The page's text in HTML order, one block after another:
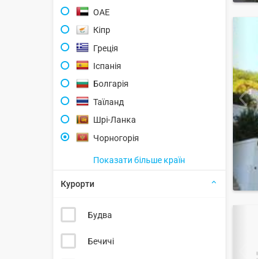
ОАЕ
Кіпр
Греція
Іспанія
Болгарія
Таїланд
Шрі-Ланка
Чорногорія
Показати більше країн
Курорти
Будва
Бечичі